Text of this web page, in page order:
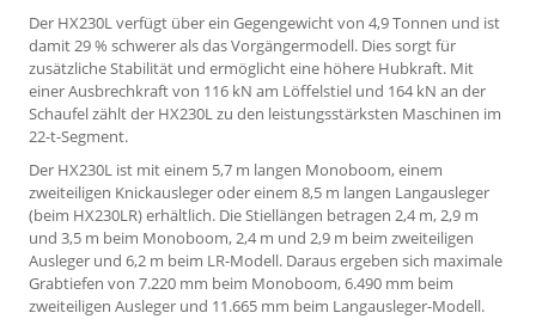
Der HX230L verfügt über ein Gegengewicht von 4,9 Tonnen und ist
damit 29 % schwerer als das Vorgängermodell. Dies sorgt für
zusätzliche Stabilität und ermöglicht eine höhere Hubkraft. Mit
einer Ausbrechkraft von 116 kN am Löffelstiel und 164 kN an der
Schaufel zählt der HX230L zu den leistungsstärksten Maschinen im
22-t-Segment.
Der HX230L ist mit einem 5,7 m langen Monoboom, einem
zweiteiligen Knickausleger oder einem 8,5 m langen Langausleger
(beim HX230LR) erhältlich. Die Stiellängen betragen 2,4 m, 2,9 m
und 3,5 m beim Monoboom, 2,4 m und 2,9 m beim zweiteiligen
Ausleger und 6,2 m beim LR-Modell. Daraus ergeben sich maximale
Grabtiefen von 7.220 mm beim Monoboom, 6.490 mm beim
zweiteiligen Ausleger und 11.665 mm beim Langausleger-Modell.